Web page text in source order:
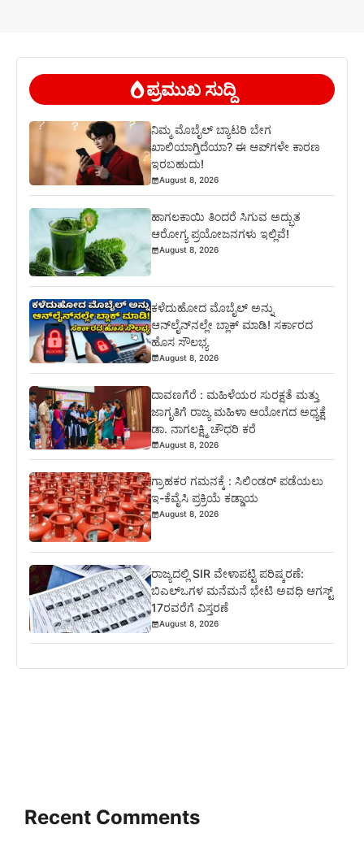
ಪ್ರಮುಖ ಸುದ್ದಿ
ನಿಮ್ಮ ಮೊಬೈಲ್ ಬ್ಯಾಟರಿ ಬೇಗ
ಖಾಲಿಯಾಗ್ತಿದೆಯಾ? ಈ ಆಪ್‌ಗಳೇ ಕಾರಣ
ಇರಬಹುದು!
August 8, 2026
ಹಾಗಲಕಾಯಿ ತಿಂದರೆ ಸಿಗುವ ಅದ್ಭುತ
ಆರೋಗ್ಯ ಪ್ರಯೋಜನಗಳು ಇಲ್ಲಿವೆ!
August 8, 2026
ಕಳೆದುಹೋದ ಮೊಬೈಲ್ ಅನ್ನು
ಆನ್‌ಲೈನ್‌ನಲ್ಲೇ ಬ್ಲಾಕ್ ಮಾಡಿ! ಸರ್ಕಾರದ
ಹೊಸ ಸೌಲಭ್ಯ
August 8, 2026
ದಾವಣಗೆರೆ : ಮಹಿಳೆಯರ ಸುರಕ್ಷತೆ ಮತ್ತು
ಜಾಗೃತಿಗೆ ರಾಜ್ಯ ಮಹಿಳಾ ಆಯೋಗದ ಅಧ್ಯಕ್ಷೆ
ಡಾ. ನಾಗಲಕ್ಷ್ಮಿ ಚೌಧರಿ ಕರೆ
August 8, 2026
ಗ್ರಾಹಕರ ಗಮನಕ್ಕೆ : ಸಿಲಿಂಡರ್ ಪಡೆಯಲು
ಇ-ಕೆವೈಸಿ ಪ್ರಕ್ರಿಯೆ ಕಡ್ಡಾಯ
August 8, 2026
ರಾಜ್ಯದಲ್ಲಿ SIR ವೇಳಾಪಟ್ಟಿ ಪರಿಷ್ಕರಣೆ:
ಬಿಎಲ್‌ಒಗಳ ಮನೆಮನೆ ಭೇಟಿ ಅವಧಿ ಆಗಸ್ಟ್
17ರವರೆಗೆ ವಿಸ್ತರಣೆ
August 8, 2026
Recent Comments